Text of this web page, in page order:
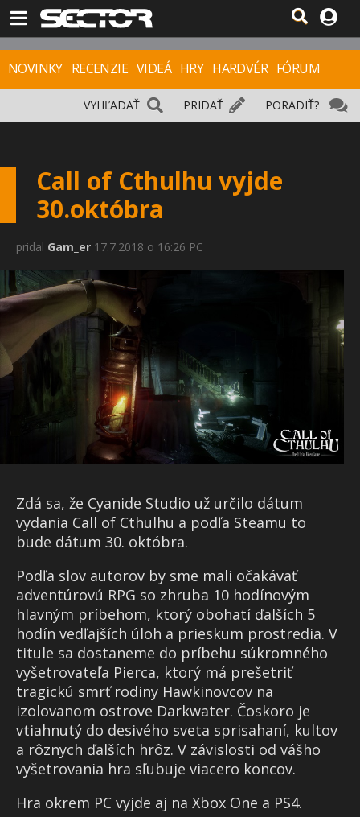
NOVINKY RECENZIE VIDEÁ HRY HARDVÉR FÓRUM
PORADIŤ?
PRIDAŤ
VYHĽADAŤ
Call of Cthulhu vyjde
30.októbra
pridal Gam_er 17.7.2018 o 16:26 PC
Zdá sa, že Cyanide Studio už určilo dátum
vydania Call of Cthulhu a podľa Steamu to
bude dátum 30. októbra.
Podľa slov autorov by sme mali očakávať
adventúrovú RPG so zhruba 10 hodínovým
hlavným príbehom, ktorý obohatí ďalších 5
hodín vedľajších úloh a prieskum prostredia. V
titule sa dostaneme do príbehu súkromného
vyšetrovateľa Pierca, ktorý má prešetriť
tragickú smrť rodiny Hawkinovcov na
izolovanom ostrove Darkwater. Čoskoro je
vtiahnutý do desivého sveta sprisahaní, kultov
a rôznych ďalších hrôz. V závislosti od vášho
vyšetrovania hra sľubuje viacero koncov.
Hra okrem PC vyjde aj na Xbox One a PS4.